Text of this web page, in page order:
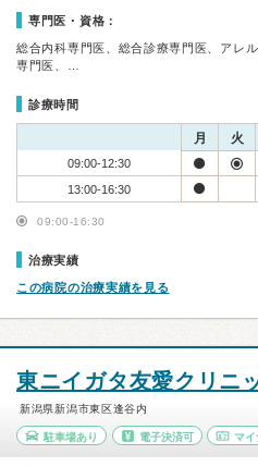
専門医・資格：
総合内科専門医、総合診療専門医、アレ
専門医、…
診療時間
月 火
09:00-12:30
13:00-16:30
09:00-16:30
治療実績
この病院の治療実績を見る
東ニイガタ友愛クリニ
新潟県新潟市東区逢谷内
駐車場あり 電子決済可 マ